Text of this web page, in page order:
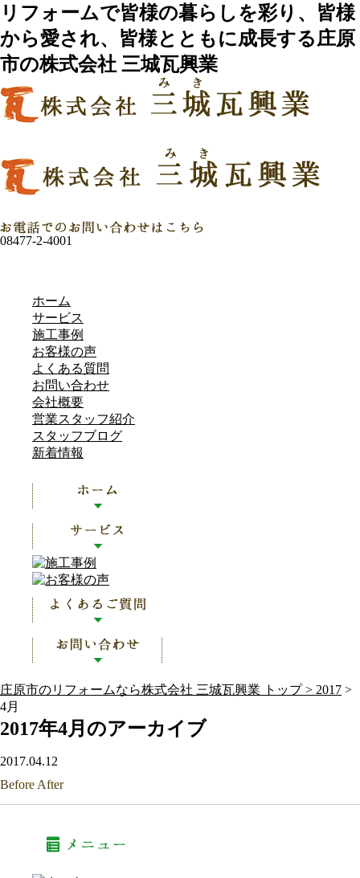
リフォームで皆様の暮らしを彩り、皆様
から愛され、皆様とともに成長する庄原
市の株式会社 三城瓦興業
08477-2-4001
ホーム
サービス
施工事例
お客様の声
よくある質問
お問い合わせ
会社概要
営業スタッフ紹介
スタッフブログ
新着情報
庄原市のリフォームなら株式会社 三城瓦興業 トップ > 2017 >
4月
2017年4月のアーカイブ
2017.04.12
Before After